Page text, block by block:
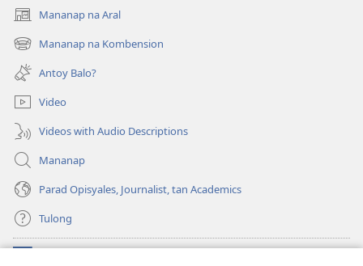
Mananap na Aral
(opens
new
window)
Mananap na Kombension
(opens
new
window)
Antoy Balo?
Video
Videos with Audio Descriptions
Mananap
Parad Opisyales, Journalist, tan Academics
Tulong